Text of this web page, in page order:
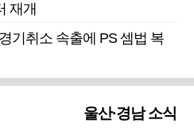
재개
기취소 속출에 PS 셈법 복
울산·경남 소식